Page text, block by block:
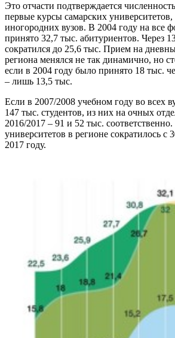
Это отчасти подтверждается
первые курсы самарских
иногородних вузов. В 2004 году на все
принято 32,7 тыс. абитуриентов. Через
сократился до 25,6 тыс. Прием на
региона менялся не так динамично, но
если в 2004 году было принято 18 тыс.
– лишь 13,5 тыс.
Если в 2007/2008 учебном году во всех
147 тыс. студентов, из них на очных
2016/2017 – 91 и 52 тыс.
университетов в регионе сократилось с
2017 году.